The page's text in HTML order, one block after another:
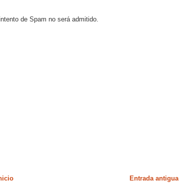
de Spam no será admitido.
Entrada antigua